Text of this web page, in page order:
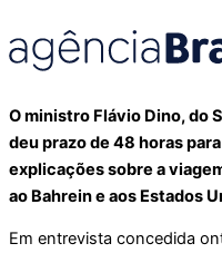
O ministro Flávio Dino, do
deu prazo de 48 horas
explicações sobre a
ao Bahrein e aos Estados
Em entrevista concedida